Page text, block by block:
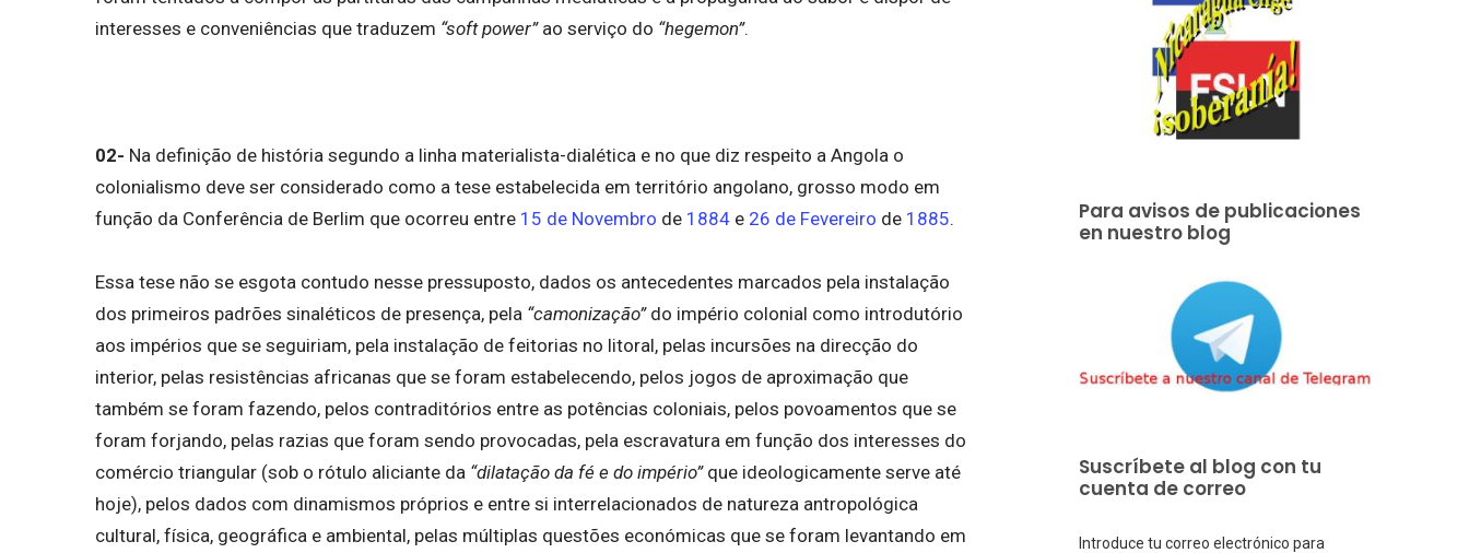
interesses e conveniências que traduzem “soft power”ao serviço do “hegemon”.
02- Na definição de história segundo a linha materialista-dialética e no que diz respeito a Angola o
colonialismo deve ser considerado como a tese estabelecida em território angolano, grosso modo em
função da Conferência de Berlim que ocorreu entre 15 de Novembro de 1884 e 26 de Fevereiro de 1885.
Essa tese não se esgota contudo nesse pressuposto, dados os antecedentes marcados pela instalação
dos primeiros padrões sinaléticos de presença, pela “camonização”do império colonial como introdutório
aos impérios que se seguiriam, pela instalação de feitorias no litoral, pelas incursões na direcção do
interior, pelas resistências africanas que se foram estabelecendo, pelos jogos de aproximação que
também se foram fazendo, pelos contraditórios entre as potências coloniais, pelos povoamentos que se
foram forjando, pelas razias que foram sendo provocadas, pela escravatura em função dos interesses do
comércio triangular (sob o rótulo aliciante da “dilatação da fé e do império” que ideologicamente serve até
hoje), pelos dados com dinamismos próprios e entre si interrelacionados de natureza antropológica
cultural, física, geográfica e ambiental, pelas múltiplas questões económicas que se foram levantando em
Para avisos de publicaciones
en nuestro blog
Suscríbete al blog con tu
cuenta de correo
Introduce tu correo electrónico para